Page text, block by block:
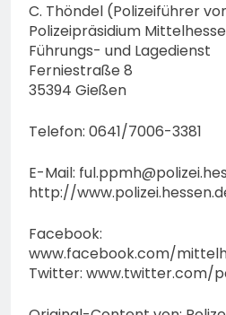
C. Thöndel (Polizeiführer
Polizeipräsidium
Führungs- und Lagedienst
Ferniestraße 8
35394 Gießen
Telefon: 0641/7006-3381
E-Mail:
http://
Facebook:
www.facebook.com/
Twitter: www.twitter.com/